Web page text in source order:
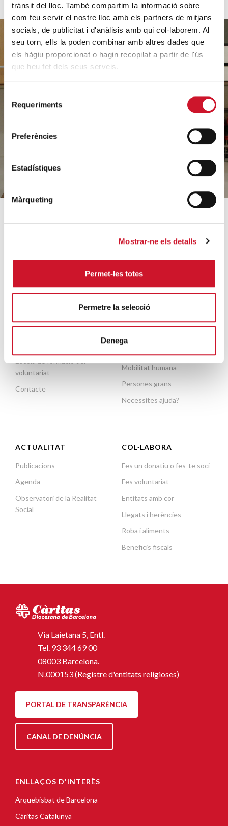
trànsit del lloc. També compartim la informació sobre
com feu servir el nostre lloc amb els partners de mitjans
socials, de publicitat i d'anàlisis amb qui col·laborem. Al
seu torn, ells la poden combinar amb altres dades que
els hàgiu proporcionat o hagin recopilat a partir de l'ús
que heu fet dels seus serveis.
Requeriments
Preferències
Estadístiques
Màrqueting
Mostrar-ne els detalls
Permet-les totes
Permetre la selecció
Denega
Ajuda'ns
Equip
Orientacions estratègiques
Dades rellevants 2025
Entitats col·laboradores
Escola de formació del
voluntariat
Contacte
Coneix els nostres
projectes
Acollida i acompanyament
Famílies i infància
Sense llar i habitatge
Formació i inserció laboral
Ajuda a necessitats
Mobilitat humana
Persones grans
Necessites ajuda?
ACTUALITAT
Publicacions
Agenda
Observatori de la Realitat
Social
COL·LABORA
Fes un donatiu o fes-te soci
Fes voluntariat
Entitats amb cor
Llegats i herències
Roba i aliments
Beneficis fiscals
Via Laietana 5, Entl.
Tel. 93 344 69 00
08003 Barcelona.
N.000153 (Registre d'entitats religioses)
PORTAL DE TRANSPARÈNCIA
CANAL DE DENÚNCIA
ENLLAÇOS D'INTERÈS
Arquebisbat de Barcelona
Càritas Catalunya